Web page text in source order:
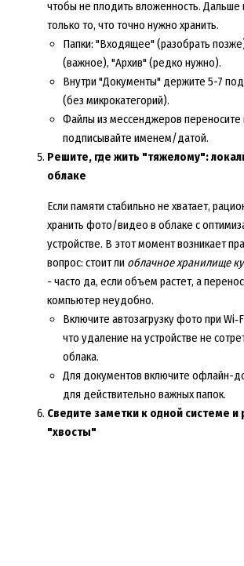
чтобы не плодить вложенность. Дальше
только то, что точно нужно хранить.
Папки: "Входящее" (разобрать
(важное), "Архив" (редко нужно).
Внутри "Документы" держите 5-7
(без микрокатегорий).
Файлы из мессенджеров
подписывайте именем/датой.
Решите, где жить "тяжелому":
облаке
Если памяти стабильно не хватает,
хранить фото/видео в облаке с
устройстве. В этот момент возникает
вопрос: стоит ли облачное хранилище
- часто да, если объем растет, а
компьютер неудобно.
Включите автозагрузку фото при
что удаление на устройстве не
облака.
Для документов включите офлайн-
для действительно важных папок.
Сведите заметки к одной системе и
"хвосты"